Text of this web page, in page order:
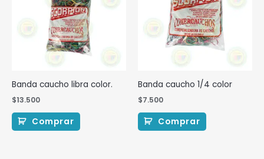
Banda caucho libra color.
$13.500
Comprar
Banda caucho 1/4 color
$7.500
Comprar